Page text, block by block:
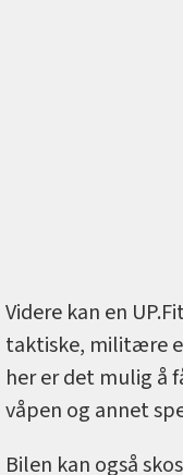
Videre kan en
taktiske, militære
her er det mulig å
våpen og annet
Bilen kan også